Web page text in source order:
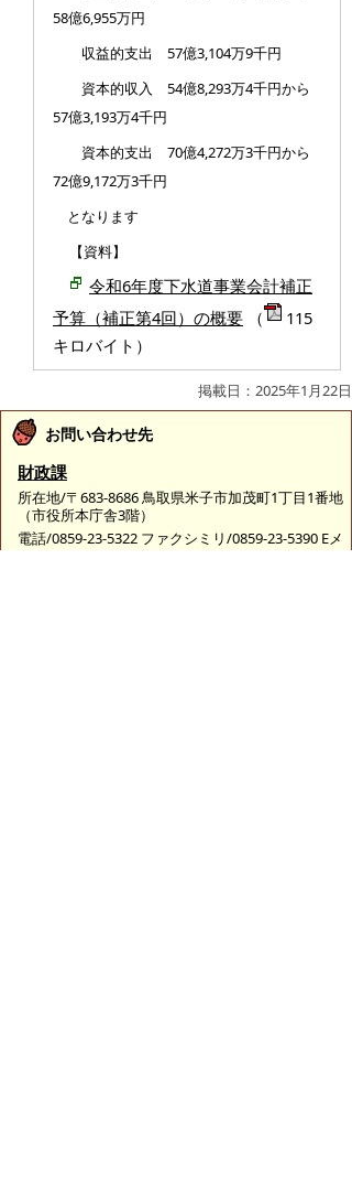
58億6,955万円
収益的支出 57億3,104万9千円
資本的収入 54億8,293万4千円から
57億3,193万4千円
資本的支出 70億4,272万3千円から
72億9,172万3千円
となります
【資料】
令和6年度下水道事業会計補正
予算（補正第4回）の概要 （
115
キロバイト）
掲載日：2025年1月22日
お問い合わせ先
財政課
所在地/〒683-8686 鳥取県米子市加茂町1丁目1番地
（市役所本庁舎3階）
電話/0859-23-5322 ファクシミリ/0859-23-5390 Eメ
ール/zaisei@city.yonago.lg.jp